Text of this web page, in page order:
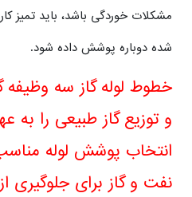
مشکلات خوردگی باشد، باید تمیز
شده دوباره پوشش داده شود.
خطوط لوله گاز سه وظیفه
و توزیع گاز طبیعی را به
انتخاب پوشش لوله
نفت و گاز برای جلوگیری